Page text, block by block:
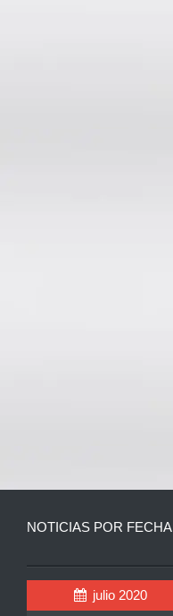
NOTICIAS POR FECHA
julio 2020